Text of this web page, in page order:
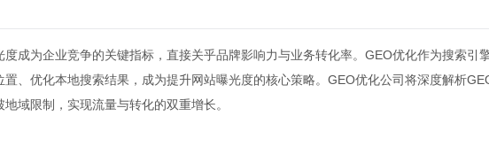
成为企业竞争的关键指标，直接关乎品牌影响力与业务转化率。GEO优化作为搜索引
、优化本地搜索结果，成为提升网站曝光度的核心策略。 GEO优化公司将深度解析
域限制，实现流量与转化的双重增长。